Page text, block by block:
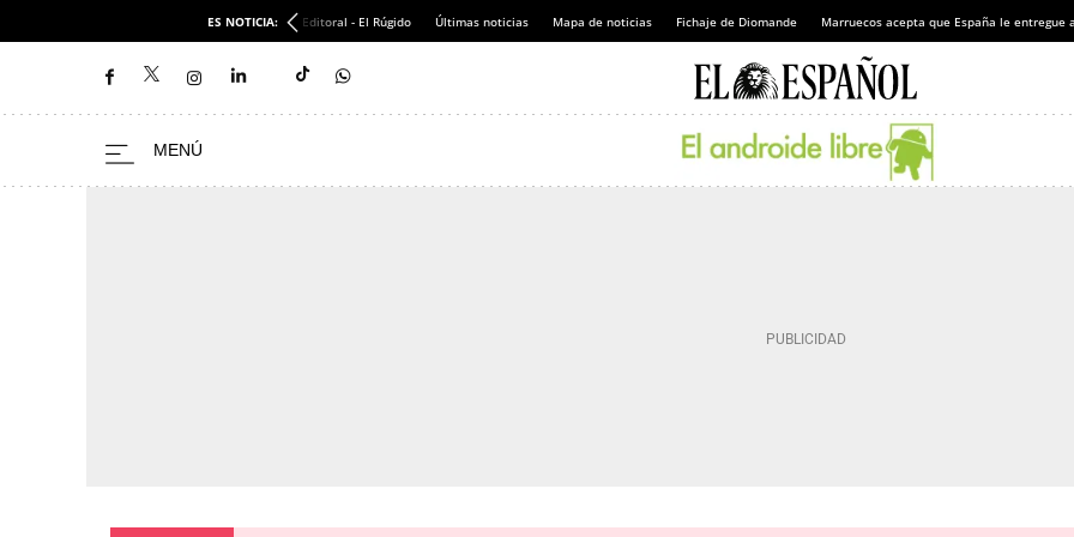
ES NOTICIA: Editoral - El Rúgido Últimas noticias Mapa de noticias Fichaje de Diomande Marruecos acepta que España le entregue